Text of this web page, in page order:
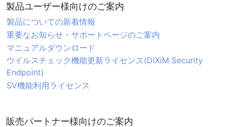
製品ユーザー様向けのご案内
製品についての新着情報
重要なお知らせ・サポートページのご案内
マニュアルダウンロード
ウイルスチェック機能更新ライセンス(DiXiM Security
Endpoint)
SV機能利用ライセンス
販売パートナー様向けのご案内